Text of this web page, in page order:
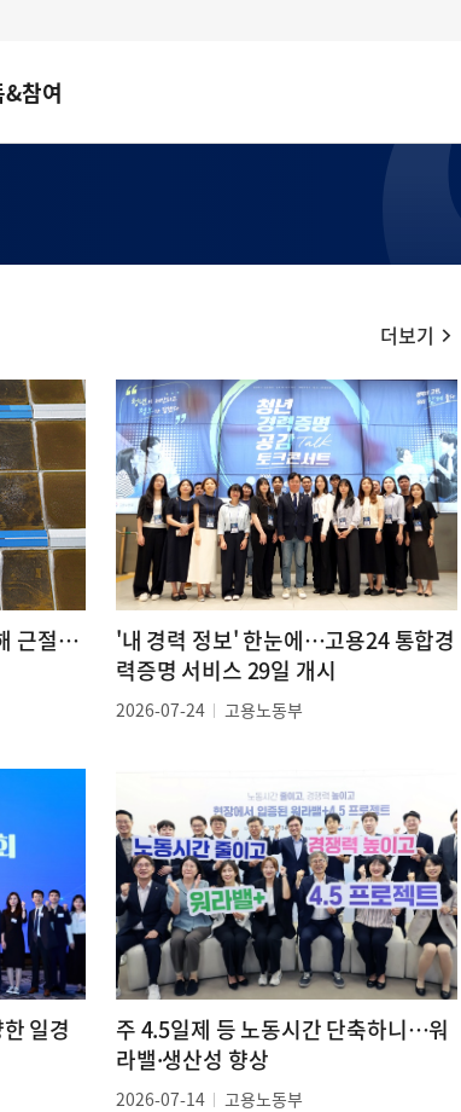
참여
근절…
'내 경력 정보' 한눈에…고용24 통합경
력증명 서비스 29일 개시
2026-07-24 고용노동부
일경
주 4.5일제 등 노동시간 단축하니…워
라밸·생산성 향상
2026-07-14 고용노동부
정
뉴
스
더보기